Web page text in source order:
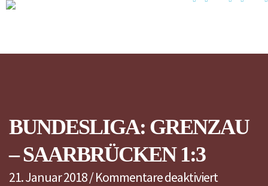
BUNDESLIGA: GRENZAU
– SAARBRÜCKEN 1:3
21. Januar 2018/Kommentare deaktiviertfür